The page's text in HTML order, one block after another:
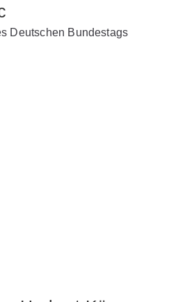
Deutschen Bundestags